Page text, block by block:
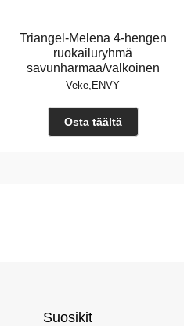
Triangel-Melena 4-hengen
ruokailuryhmä
savunharmaa/valkoinen
Veke,ENVY
Osta täältä
Suosikit